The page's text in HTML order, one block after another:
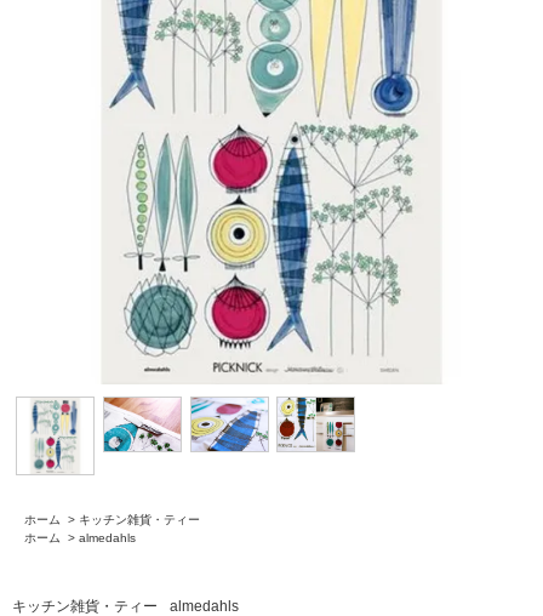
ホーム > キッチン雑貨・ティー
ホーム
> almedahls
キッチン雑貨・ティー almedahls